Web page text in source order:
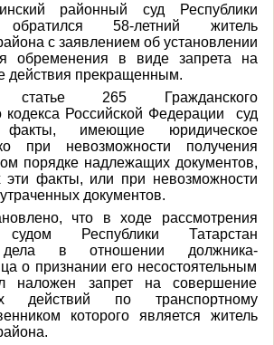
районный суд Республики
обратился 58-летний житель
с заявлением об установлении
обременения в виде запрета на
действия прекращенным.
статье 265 Гражданского
кодекса Российской Федерации суд
факты, имеющие юридическое
при невозможности получения
порядке надлежащих документов,
эти факты, или при невозможности
документов.
что в ходе рассмотрения
Республики Татарстан
дела в отношении должника-
о признании его несостоятельным
наложен запрет на совершение
действий по транспортному
которого является житель